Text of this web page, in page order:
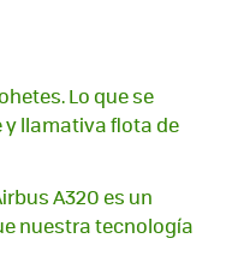
Lo que se
y llamativa flota de
A320 es un
nuestra tecnología